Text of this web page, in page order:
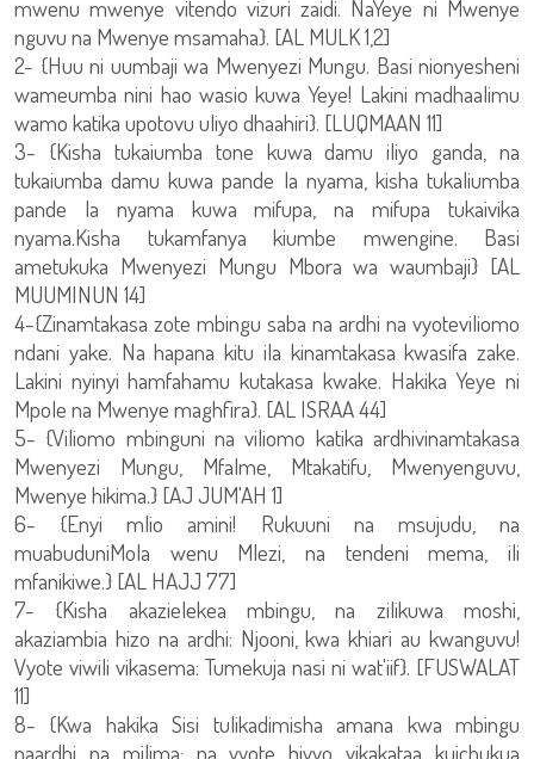
mwenu mwenye vitendo vizuri zaidi. NaYeye ni Mwenye
nguvu na Mwenye msamaha}. [AL MULK 1,2]
2- {Huu ni uumbaji wa Mwenyezi Mungu. Basi nionyesheni
wameumba nini hao wasio kuwa Yeye! Lakini madhaalimu
wamo katika upotovu uliyo dhaahiri}. [LUQMAAN 11]
3- {Kisha tukaiumba tone kuwa damu iliyo ganda, na
tukaiumba damu kuwa pande la nyama, kisha tukaliumba
pande la nyama kuwa mifupa, na mifupa tukaivika
nyama.Kisha tukamfanya kiumbe mwengine. Basi
ametukuka Mwenyezi Mungu Mbora wa waumbaji} [AL
MUUMINUN 14]
4-{Zinamtakasa zote mbingu saba na ardhi na vyoteviliomo
ndani yake. Na hapana kitu ila kinamtakasa kwasifa zake.
Lakini nyinyi hamfahamu kutakasa kwake. Hakika Yeye ni
Mpole na Mwenye maghfira}. [AL ISRAA 44]
5- {Viliomo mbinguni na viliomo katika ardhivinamtakasa
Mwenyezi Mungu, Mfalme, Mtakatifu, Mwenyenguvu,
Mwenye hikima.} [AJ JUM'AH 1]
6- {Enyi mlio amini! Rukuuni na msujudu, na
muabuduniMola wenu Mlezi, na tendeni mema, ili
mfanikiwe.} [AL HAJJ 77]
7- {Kisha akazielekea mbingu, na zilikuwa moshi,
akaziambia hizo na ardhi: Njooni, kwa khiari au kwanguvu!
Vyote viwili vikasema: Tumekuja nasi ni wat'iif}. [FUSWALAT
11]
8- {Kwa hakika Sisi tulikadimisha amana kwa mbingu
naardhi na milima; na vyote hivyo vikakataa kuichukua